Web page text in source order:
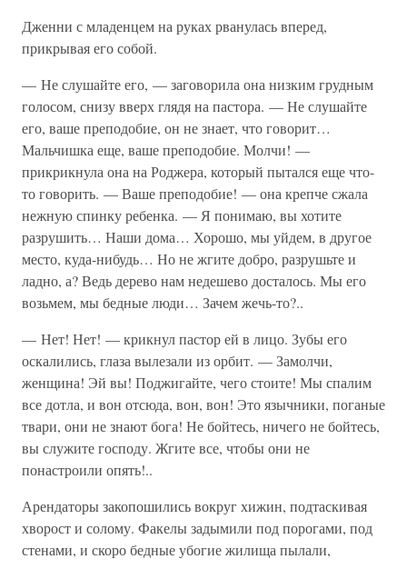
Дженни с младенцем на руках рванулась вперед,
прикрывая его собой.
— Не слушайте его, — заговорила она низким грудным
голосом, снизу вверх глядя на пастора. — Не слушайте
его, ваше преподобие, он не знает, что говорит…
Мальчишка еще, ваше преподобие. Молчи! —
прикрикнула она на Роджера, который пытался еще что-
то говорить. — Ваше преподобие! — она крепче сжала
нежную спинку ребенка. — Я понимаю, вы хотите
разрушить… Наши дома… Хорошо, мы уйдем, в другое
место, куда-нибудь… Но не жгите добро, разрушьте и
ладно, а? Ведь дерево нам недешево досталось. Мы его
возьмем, мы бедные люди… Зачем жечь-то?..
— Нет! Нет! — крикнул пастор ей в лицо. Зубы его
оскалились, глаза вылезали из орбит. — Замолчи,
женщина! Эй вы! Поджигайте, чего стоите! Мы спалим
все дотла, и вон отсюда, вон, вон! Это язычники, поганые
твари, они не знают бога! Не бойтесь, ничего не бойтесь,
вы служите господу. Жгите все, чтобы они не
понастроили опять!..
Арендаторы закопошились вокруг хижин, подтаскивая
хворост и солому. Факелы задымили под порогами, под
стенами, и скоро бедные убогие жилища пылали,